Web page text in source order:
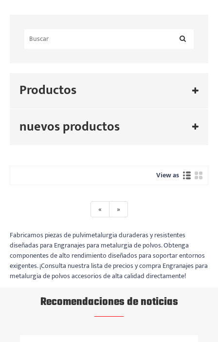
Productos
nuevos productos
View as
« »
Fabricamos piezas de pulvimetalurgia duraderas y resistentes
diseñadas para Engranajes para metalurgia de polvos. Obtenga
componentes de alto rendimiento diseñados para soportar entornos
exigentes. ¡Consulta nuestra lista de precios y compra Engranajes para
metalurgia de polvos accesorios de alta calidad directamente!
Recomendaciones de noticias